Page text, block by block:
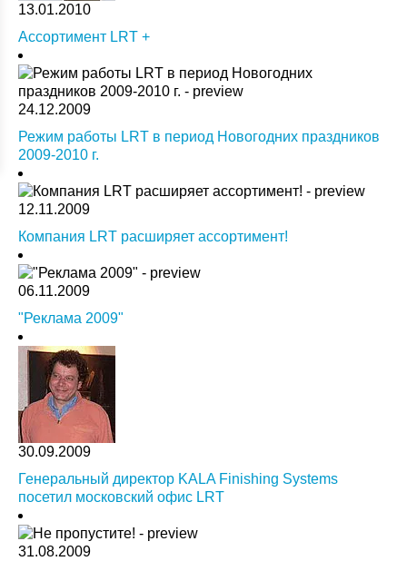
13.01.2010
Ассортимент LRT +
24.12.2009
Режим работы LRT в период Новогодних праздников
2009-2010 г.
12.11.2009
Компания LRT расширяет ассортимент!
06.11.2009
"Реклама 2009"
30.09.2009
Генеральный директор KALA Finishing Systems
посетил московский офис LRT
31.08.2009